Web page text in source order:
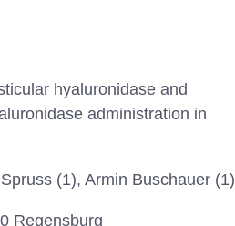
hyaluronidase and
administration in
(1), Armin Buschauer (1)
Regensburg